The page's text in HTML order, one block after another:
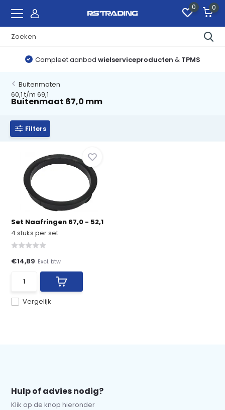
0 0
Compleet aanbod wielserviceproducten & TPMS
Buitenmaten
60,1 t/m 69,1
Buitenmaat 67,0 mm
Filters
Set Naafringen 67,0 - 52,1
4 stuks per set
Vergelijk
€14,89 Excl. btw
Hulp of advies nodig?
Klik op de knop hieronder